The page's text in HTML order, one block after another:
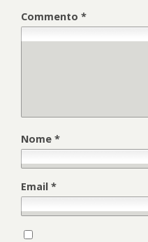
Commento *
Nome *
Email *